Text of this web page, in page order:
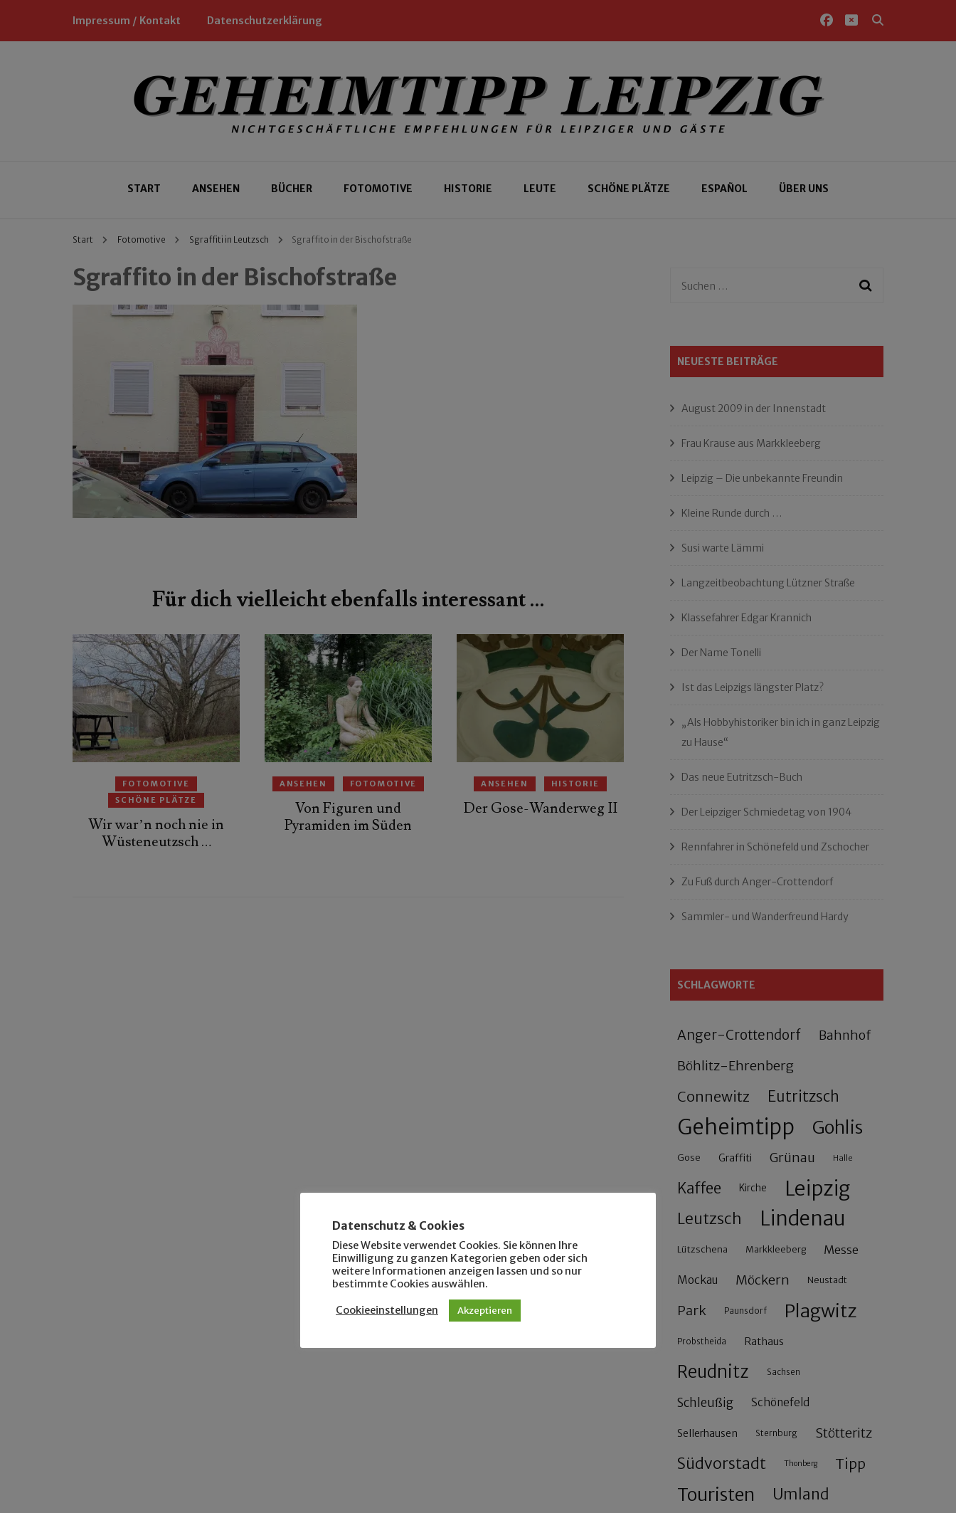
Impressum / Kontakt Datenschutzerklärung
Geheimtipp Leipzig
START ANSEHEN BÜCHER FOTOMOTIVE HISTORIE LEUTE SCHÖNE PLÄTZE ESPAÑOL ÜBER UNS
Start Fotomotive Sgraffiti in Leutzsch Sgraffito in der Bischofstraße
Sgraffito in der Bischofstraße
Für dich vielleicht ebenfalls interessant …
FOTOMOTIVE
SCHÖNE PLÄTZE
Wir war’n noch nie in
Wüsteneutzsch …
ANSEHEN FOTOMOTIVE
Von Figuren und
Pyramiden im Süden
ANSEHEN HISTORIE
Der Gose-Wanderweg II
Suchen
NEUESTE BEITRÄGE
August 2009 in der Innenstadt
Frau Krause aus Markkleeberg
Leipzig – Die unbekannte Freundin
Kleine Runde durch …
Susi warte Lämmi
Langzeitbeobachtung Lützner Straße
Klassefahrer Edgar Krannich
Der Name Tonelli
Ist das Leipzigs längster Platz?
„Als Hobbyhistoriker bin ich in ganz Leipzig
zu Hause“
Das neue Eutritzsch-Buch
Der Leipziger Schmiedetag von 1904
Rennfahrer in Schönefeld und Zschocher
Zu Fuß durch Anger-Crottendorf
Sammler- und Wanderfreund Hardy
SCHLAGWORTE
Anger-Crottendorf Bahnhof
Böhlitz-Ehrenberg
Connewitz Eutritzsch
Geheimtipp Gohlis
Gose Graffiti Grünau Halle
Kaffee Kirche Leipzig
Leutzsch Lindenau
Lützschena Markkleeberg Messe
Mockau Möckern Neustadt
Park Paunsdorf Plagwitz
Probstheida Rathaus
Reudnitz Sachsen
Schleußig Schönefeld
Sellerhausen Sternburg Stötteritz
Südvorstadt Thonberg Tipp
Touristen Umland
Datenschutz & Cookies
Diese Website verwendet Cookies. Sie können Ihre
Einwilligung zu ganzen Kategorien geben oder sich
weitere Informationen anzeigen lassen und so nur
bestimmte Cookies auswählen.
Cookieeinstellungen Akzeptieren